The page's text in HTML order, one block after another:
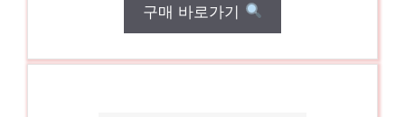
구매 바로가기